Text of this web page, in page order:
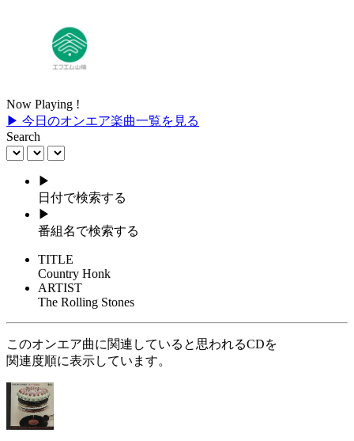
Now Playing !
▶ 今日のオンエア楽曲一覧を見る
Search
▶
日付で検索する
▶
番組名で検索する
TITLE
Country Honk
ARTIST
The Rolling Stones
このオンエア曲に関連していると思われるCDを
関連度順に表示しています。